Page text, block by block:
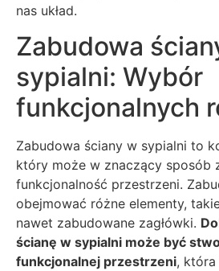
nas układ.
Zabudowa
sypialni: Wybór
funkcjonalnych
Zabudowa ściany w sypialni to
który może w znaczący sposób
funkcjonalność przestrzeni.
obejmować różne elementy,
nawet zabudowane zagłówki.
ścianę w sypialni może być
funkcjonalnej przestrzeni,